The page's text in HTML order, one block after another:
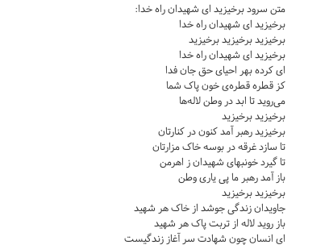
متن سرود برخیزید ای شهیدان راه خدا:
برخیزید ای شهیدان راه خدا
برخیزید برخیزید برخیزید
برخیزید ای شهیدان راه خدا
ای کرده بهر احیای حق جان فدا
کز قطره قطره‌ی خون پاک شما
می‌روید تا ابد در وطن لاله‌ها
برخیزید برخیزید
برخیزید رهبر آمد کنون در کنارتان
تا سازد غرقه در بوسه خاک مزارتان
تا گیرد خونبهای شهیدان ز اهرمن
باز آمد رهبر ما پی یاری وطن
برخیزید برخیزید
جاویدان زندگی جوشد از خاک هر شهید
باز روید لاله از تربت پاک هر شهید
ای انسان چون شهادت سر آغاز زندگیست